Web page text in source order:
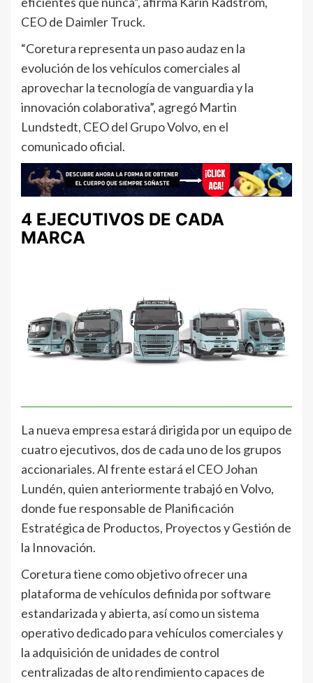
CEO de Daimler Truck.
“Coretura representa un paso audaz en la
evolución de los vehículos comerciales al
aprovechar la tecnología de vanguardia y la
innovación colaborativa”, agregó Martin
Lundstedt, CEO del Grupo Volvo, en el
comunicado oficial.
4 EJECUTIVOS DE CADA
MARCA
La nueva empresa estará dirigida por un equipo de
cuatro ejecutivos, dos de cada uno de los grupos
accionariales. Al frente estará el CEO Johan
Lundén, quien anteriormente trabajó en Volvo,
donde fue responsable de Planificación
Estratégica de Productos, Proyectos y Gestión de
la Innovación.
Coretura tiene como objetivo ofrecer una
plataforma de vehículos definida por software
estandarizada y abierta, así como un sistema
operativo dedicado para vehículos comerciales y
la adquisición de unidades de control
centralizadas de alto rendimiento capaces de